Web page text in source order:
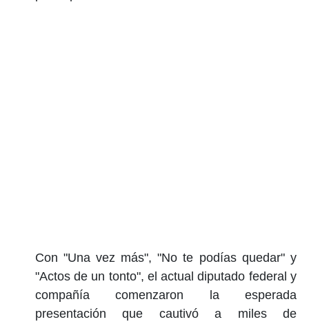
Con "Una vez más", "No te podías quedar" y
"Actos de un tonto", el actual diputado federal y
compañía comenzaron la esperada
presentación que cautivó a miles de